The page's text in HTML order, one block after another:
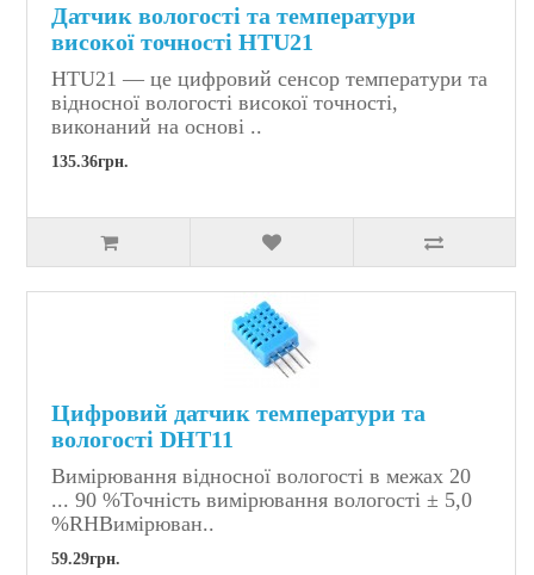
Датчик вологості та температури
високої точності HTU21
HTU21 — це цифровий сенсор температури та
відносної вологості високої точності,
виконаний на основі ..
135.36грн.
Цифровий датчик температури та
вологості DHT11
Вимірювання відносної вологості в межах 20
... 90 %Точність вимірювання вологості ± 5,0
%RHВимірюван..
59.29грн.